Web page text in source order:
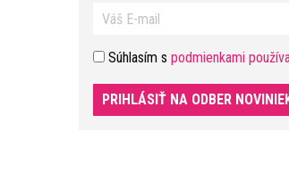
Súhlasím s podmienkami
PRIHLÁSIŤ NA ODBER